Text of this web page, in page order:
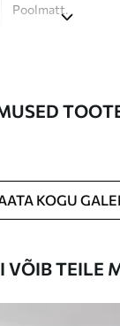
Poolmatt.
käsnaga.
KOGU
VÕIB TEILE